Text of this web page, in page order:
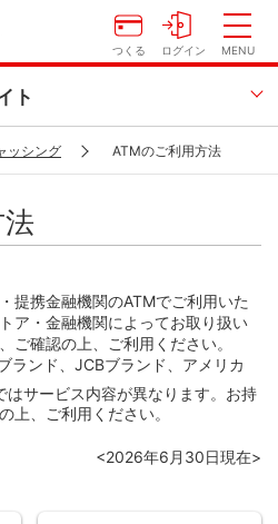
つくる ログイン MENU
ト
ッシング ATMのご利用方法
提携金融機関のATMでご利用いた
ア・金融機関によってお取り扱い
ご確認の上、ご利用ください。
ランド、JCBブランド、アメリカ
はサービス内容が異なります。お持
上、ご利用ください。
<2026年6月30日現在>